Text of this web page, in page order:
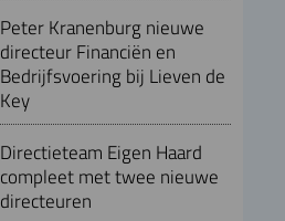
Peter Kranenburg nieuwe
directeur Financiën en
Bedrijfsvoering bij Lieven de
Key
Directieteam Eigen Haard
compleet met twee nieuwe
directeuren